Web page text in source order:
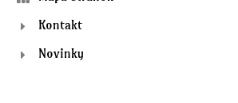
Kontakt
Novinky